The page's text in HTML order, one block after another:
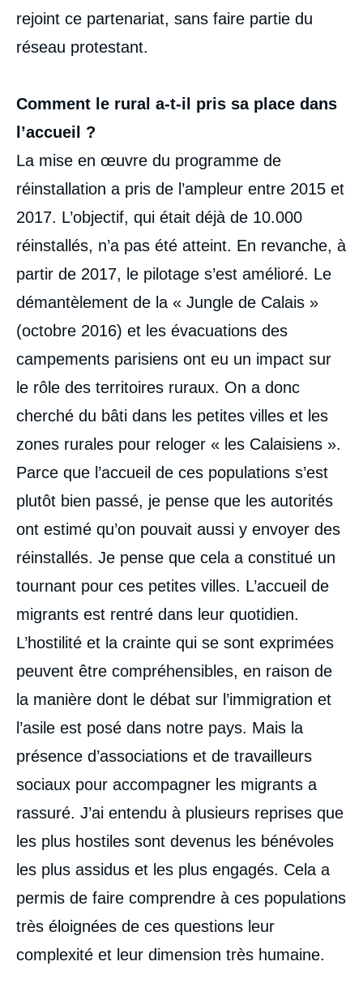
rejoint ce partenariat, sans faire partie du
réseau protestant.
Comment le rural a-t-il pris sa place dans
l’accueil ?
La mise en œuvre du programme de
réinstallation a pris de l’ampleur entre 2015 et
2017. L’objectif, qui était déjà de 10.000
réinstallés, n’a pas été atteint. En revanche, à
partir de 2017, le pilotage s’est amélioré. Le
démantèlement de la « Jungle de Calais »
(octobre 2016) et les évacuations des
campements parisiens ont eu un impact sur
le rôle des territoires ruraux. On a donc
cherché du bâti dans les petites villes et les
zones rurales pour reloger « les Calaisiens ».
Parce que l’accueil de ces populations s’est
plutôt bien passé, je pense que les autorités
ont estimé qu’on pouvait aussi y envoyer des
réinstallés. Je pense que cela a constitué un
tournant pour ces petites villes. L’accueil de
migrants est rentré dans leur quotidien.
L’hostilité et la crainte qui se sont exprimées
peuvent être compréhensibles, en raison de
la manière dont le débat sur l’immigration et
l’asile est posé dans notre pays. Mais la
présence d’associations et de travailleurs
sociaux pour accompagner les migrants a
rassuré. J’ai entendu à plusieurs reprises que
les plus hostiles sont devenus les bénévoles
les plus assidus et les plus engagés. Cela a
permis de faire comprendre à ces populations
très éloignées de ces questions leur
complexité et leur dimension très humaine.